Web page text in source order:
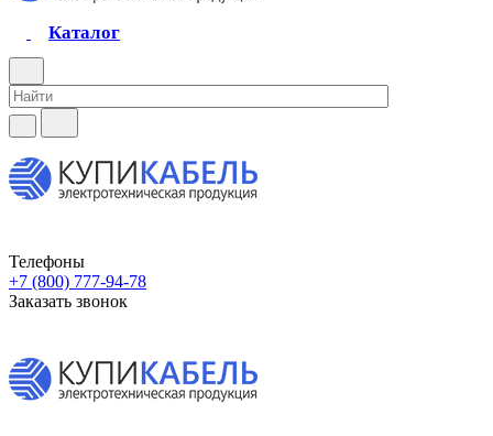
Каталог
Телефоны
+7 (800) 777-94-78
Заказать звонок